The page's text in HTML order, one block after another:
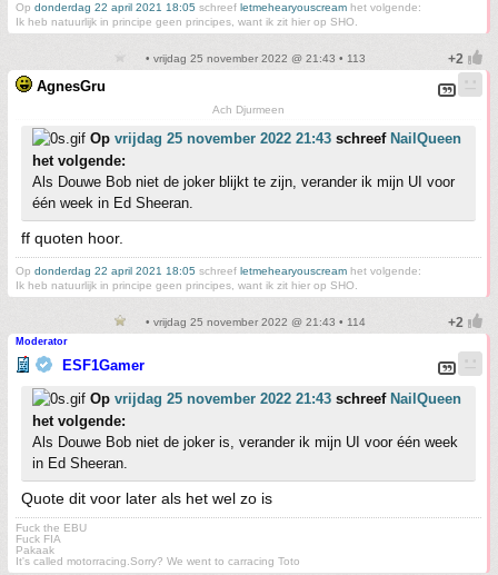
Op donderdag 22 april 2021 18:05 schreef letmehearyouscream het volgende:
Ik heb natuurlijk in principe geen principes, want ik zit hier op SHO.
• vrijdag 25 november 2022 @ 21:43 • 113
AgnesGru
Ach Djurmeen
Op vrijdag 25 november 2022 21:43 schreef NailQueen
het volgende:
Als Douwe Bob niet de joker blijkt te zijn, verander ik mijn UI voor
één week in Ed Sheeran.
ff quoten hoor.
Op donderdag 22 april 2021 18:05 schreef letmehearyouscream het volgende:
Ik heb natuurlijk in principe geen principes, want ik zit hier op SHO.
• vrijdag 25 november 2022 @ 21:43 • 114
Moderator
ESF1Gamer
Op vrijdag 25 november 2022 21:43 schreef NailQueen
het volgende:
Als Douwe Bob niet de joker is, verander ik mijn UI voor één week
in Ed Sheeran.
Quote dit voor later als het wel zo is
Fuck the EBU
Fuck FIA
Pakaak
It's called motorracing.Sorry? We went to carracing Toto